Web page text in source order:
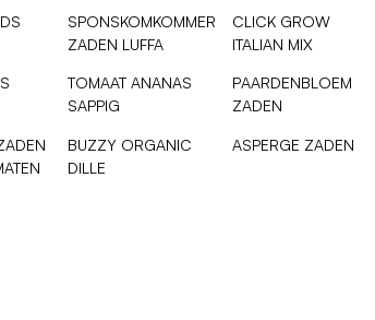
SPONSKOMKOMMER
ZADEN LUFFA
TOMAAT ANANAS
SAPPIG
BUZZY ORGANIC
DILLE
CLICK GROW
ITALIAN MIX
PAARDENBLOEM
ZADEN
ASPERGE ZADEN